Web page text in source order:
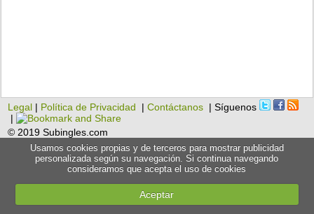
Legal | Política de Privacidad |Contáctanos | Síguenos
|
© 2019 Subingles.com
Usamos cookies propias y de terceros para mostrar publicidad
personalizada según su navegación. Si continua navegando
consideramos que acepta el uso de cookies
Aceptar